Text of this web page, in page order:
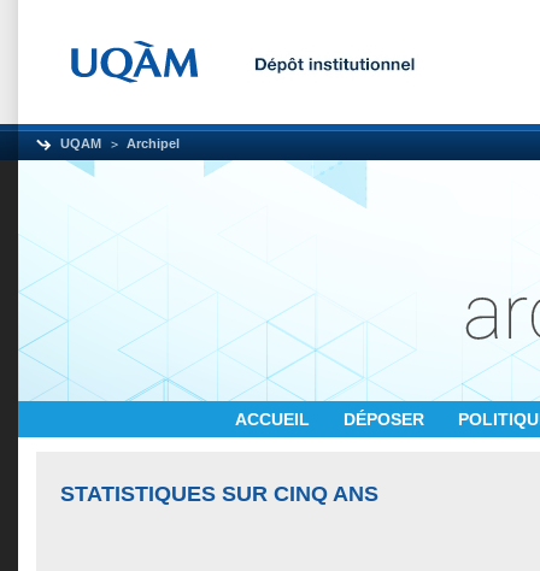
UQAM Archipel
ACCUEIL DÉPOSER
STATISTIQUES SUR CINQ ANS